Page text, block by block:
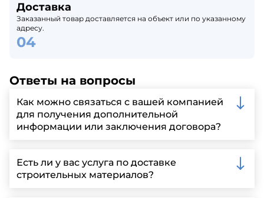
Доставка
Заказанный товар доставляется на объект или по указанному
адресу.
Ответы на вопросы
Как можно связаться с вашей компанией
для получения дополнительной
информации или заключения договора?
запрос через нашу официальную почту или
заполнить форму на нашем сайте для более
детальной информации и организации встречи.
Есть ли у вас услуга по доставке
строительных материалов?